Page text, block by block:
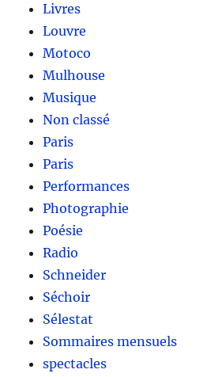
Livres
Louvre
Motoco
Mulhouse
Musique
Non classé
Paris
Paris
Performances
Photographie
Poésie
Radio
Schneider
Séchoir
Sélestat
Sommaires mensuels
spectacles